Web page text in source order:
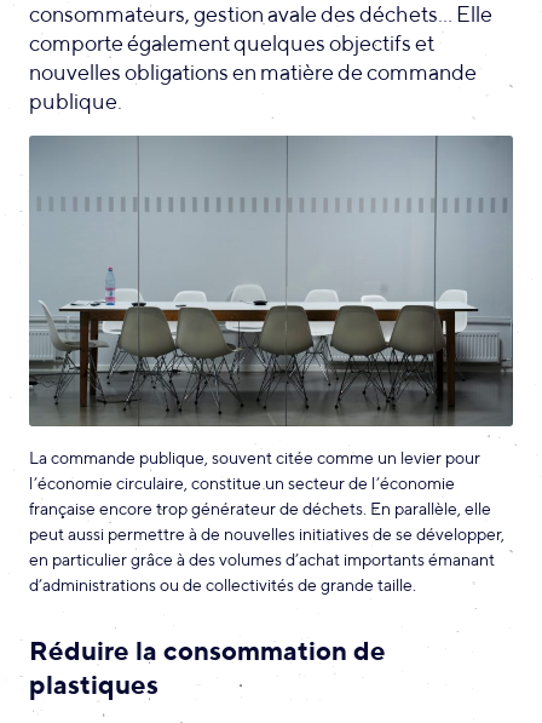
consommateurs, gestion avale des déchets... Elle
comporte également quelques objectifs et
nouvelles obligations en matière de commande
publique.
La commande publique, souvent citée comme un levier pour
l’économie circulaire, constitue un secteur de l’économie
française encore trop générateur de déchets. En parallèle, elle
peut aussi permettre à de nouvelles initiatives de se développer,
en particulier grâce à des volumes d’achat importants émanant
d’administrations ou de collectivités de grande taille.
Réduire la consommation de
plastiques